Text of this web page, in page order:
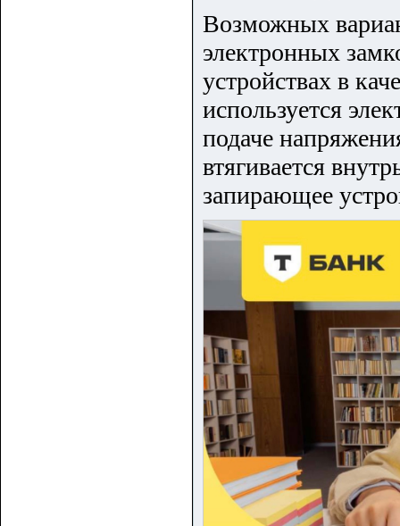
Возможных
электронных
устройствах в
используется
подаче
втягивается
запирающее